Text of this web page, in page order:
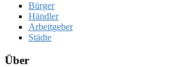
Bürger
Händler
Arbeitgeber
Städte
Über